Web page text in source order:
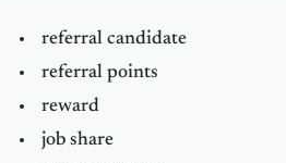
referral candidate
referral points
reward
job share